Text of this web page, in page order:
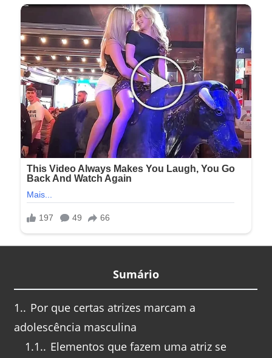
Sumário
1. Por que certas atrizes marcam a
adolescência masculina
1.1. Elementos que fazem uma atriz se